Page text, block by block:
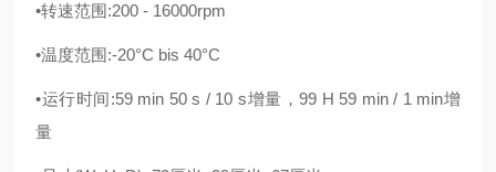
•转速范围:200 - 16000rpm
•温度范围:-20°C bis 40°C
•运行时间:59 min 50 s / 10 s增量，99 H 59 min / 1 min增
量